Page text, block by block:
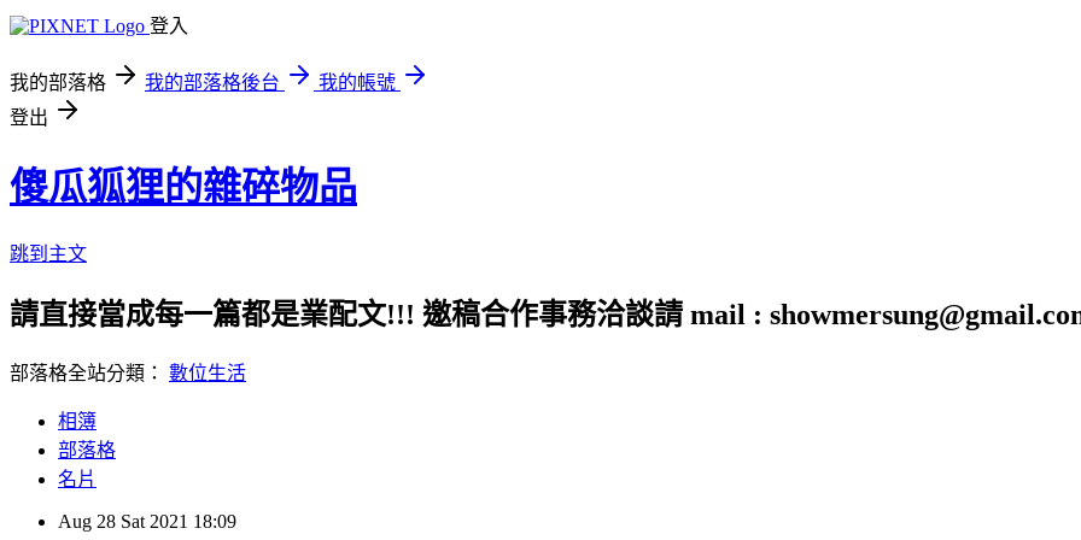
登入
我的部落格 我的部落格後台
我的帳號
登出
傻瓜狐狸的雜碎物品
跳到主文
請直接當成每一篇都是業配文!!! 邀稿合作事務洽談請 mail :
部落格全站分類： 數位生活
相簿
部落格
名片
Aug 28 Sat 2021 18:09